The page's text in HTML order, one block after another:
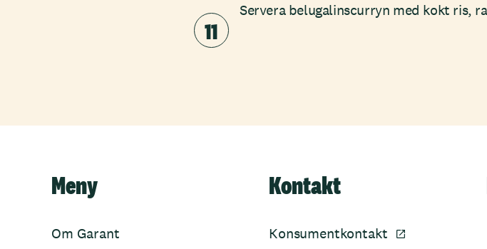
11
Servera belugalinscurryn med kokt ris,
Meny
Om Garant
Kontakt
Konsumentkontakt